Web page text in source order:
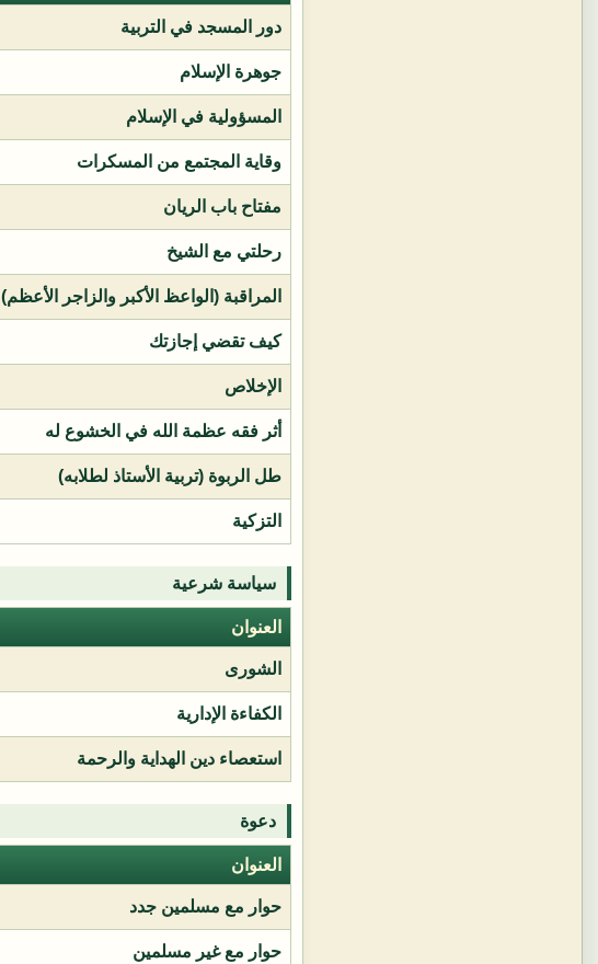
دور المسجد في التربية
جوهرة الإسلام
المسؤولية في الإسلام
وقاية المجتمع من المسكرات
مفتاح باب الريان
رحلتي مع الشيخ
المراقبة (الواعظ الأكبر والزاجر الأعظم)
كيف تقضي إجازتك
الإخلاص
أثر فقه عظمة الله في الخشوع له
طل الربوة (تربية الأستاذ لطلابه)
التزكية
سياسة شرعية
العنوان
الشورى
الكفاءة الإدارية
استعصاء دين الهداية والرحمة
دعوة
العنوان
حوار مع مسلمين جدد
حوار مع غير مسلمين